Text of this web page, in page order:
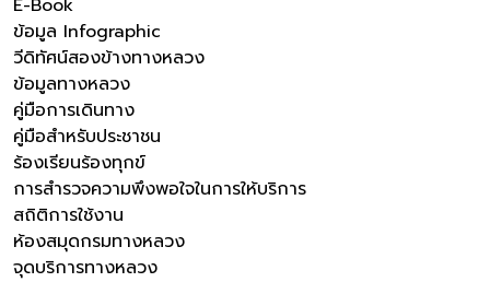
ข้อมูล Infographic
วีดิทัศน์สองข้างทางหลวง
ข้อมูลทางหลวง
คู่มือการเดินทาง
คู่มือสำหรับประชาชน
ร้องเรียนร้องทุกข์
การสำรวจความพึงพอใจในการให้บริการ
สถิติการใช้งาน
ห้องสมุดกรมทางหลวง
จุดบริการทางหลวง